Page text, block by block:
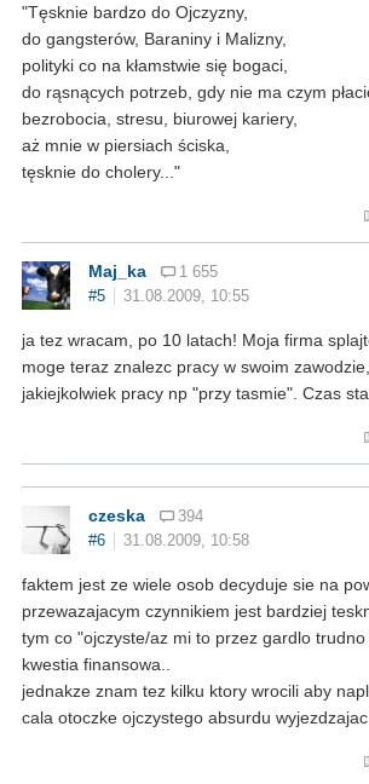
"Tęsknie bardzo do Ojczyzny,
do gangsterów, Baraniny i Malizny,
polityki co na kłamstwie się bogaci,
do rąsnących potrzeb, gdy nie ma czym
bezrobocia, stresu, biurowej kariery,
aż mnie w piersiach ściska,
tęsknie do cholery..."
Maj_ka
1 655
#5
31.08.2009, 10:55
ja tez wracam, po 10 latach! Moja firma
moge teraz znalezc pracy w swoim
jakiejkolwiek pracy np "przy tasmie". Czas
czeska
394
#6
31.08.2009, 10:58
faktem jest ze wiele osob decyduje sie na
przewazajacym czynnikiem jest bardziej
tym co "ojczyste/az mi to przez gardlo
kwestia finansowa..
jednakze znam tez kilku ktory wrocili aby
cala otoczke ojczystego absurdu